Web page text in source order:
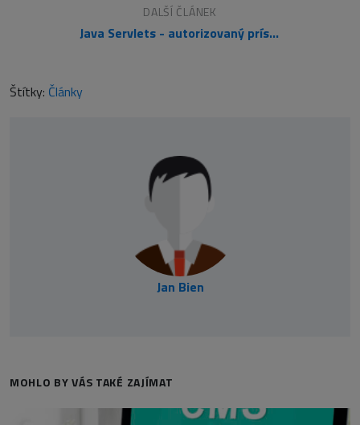
DALŠÍ ČLÁNEK
Java Servlets - autorizovaný prístup k aplikácii 5.
Štítky: Články
Jan Bien
MOHLO BY VÁS TAKÉ ZAJÍMAT